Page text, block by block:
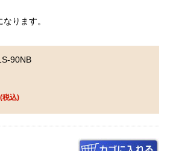
ります。
90NB
税込)